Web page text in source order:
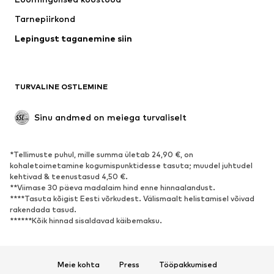
Tarnepiirkond
Lepingust taganemine siin
TURVALINE OSTLEMINE
Sinu andmed on meiega turvaliselt
*Tellimuste puhul, mille summa ületab 24,90 €, on
kohaletoimetamine kogumispunktidesse tasuta; muudel juhtudel
kehtivad & teenustasud 4,50 €.
**Viimase 30 päeva madalaim hind enne hinnaalandust.
****Tasuta kõigist Eesti võrkudest. Välismaalt helistamisel võivad
rakendada tasud.
******Kõik hinnad sisaldavad käibemaksu.
Meie kohta Press Tööpakkumised